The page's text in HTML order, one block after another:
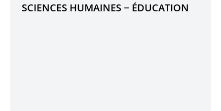
SCIENCES HUMAINES − ÉDUCATION